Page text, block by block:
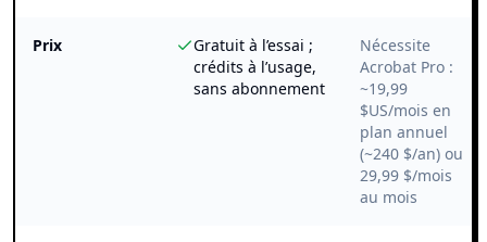
Prix
Gratuit à l’essai ;
crédits à l’usage,
sans abonnement
Nécessite
Acrobat Pro :
~19,99
$US/mois en
plan annuel
(~240 $/an) ou
29,99 $/mois
au mois